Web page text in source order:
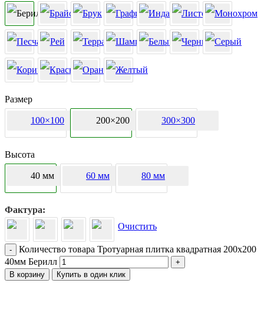
Размер
100×100 200×200 300×300
Высота
40 мм 60 мм 80 мм
Фактура
Очистить
-
Количество товара Тротуарная плитка квадратная 200х200
40мм Берилл
+
В корзину
Купить в один клик